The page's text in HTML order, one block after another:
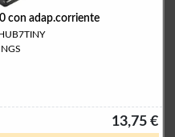
con adap.corriente
13,75 €